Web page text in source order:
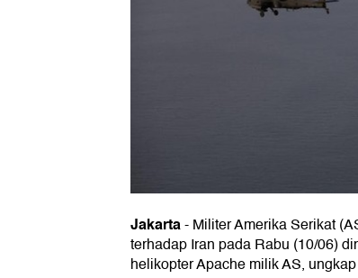
Jakarta-Militer Amerika Serikat
terhadap Iran pada Rabu (10/06)
helikopter Apache milik AS,